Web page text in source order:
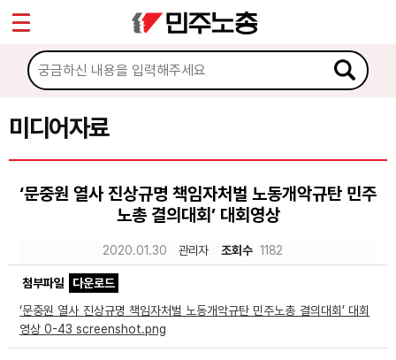
미디어자료
‘문중원 열사 진상규명 책임자처벌 노동개악규탄 민주
노총 결의대회’ 대회영상
2020.01.30 관리자 조회수 1182
첨부파일
다운로드
‘문중원 열사 진상규명 책임자처벌 노동개악규탄 민주노총 결의대회’ 대회
영상 0-43 screenshot.png
마이페이지
소개
소식
문서자료
이미지자료
미디어자료
Sketchbook5, 스케치북5
Sketchbook5, 스케치북5